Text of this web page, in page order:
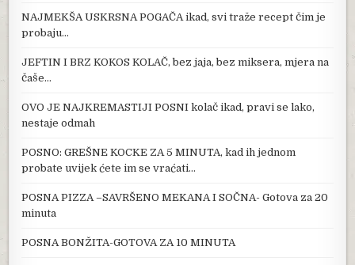
NAJMEKŠA USKRSNA POGAČA ikad, svi traže recept čim je
probaju…
JEFTIN I BRZ KOKOS KOLAČ, bez jaja, bez miksera, mjera na
čaše…
OVO JE NAJKREMASTIJI POSNI kolač ikad, pravi se lako,
nestaje odmah
POSNO: GREŠNE KOCKE ZA 5 MINUTA, kad ih jednom
probate uvijek ćete im se vraćati…
POSNA PIZZA –SAVRŠENO MEKANA I SOČNA- Gotova za 20
minuta
POSNA BONŽITA-GOTOVA ZA 10 MINUTA